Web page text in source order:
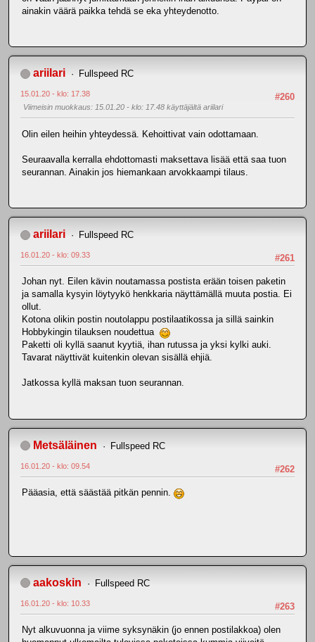
ainakin väärä paikka tehdä se eka yhteydenotto.
ariilari Fullspeed RC
#260
15.01.20 - klo: 17.38
Viimeisin muokkaus: 15.01.20 - klo: 17.48 käyttäjältä ariilari
Olin eilen heihin yhteydessä. Kehoittivat vain odottamaan.
Seuraavalla kerralla ehdottomasti maksettava lisää että saa tuon
seurannan. Ainakin jos hiemankaan arvokkaampi tilaus.
ariilari Fullspeed RC
#261
16.01.20 - klo: 09.33
Johan nyt. Eilen kävin noutamassa postista erään toisen paketin
ja samalla kysyin löytyykö henkkaria näyttämällä muuta postia. Ei
ollut.
Kotona olikin postin noutolappu postilaatikossa ja sillä sainkin
Hobbykingin tilauksen noudettua
Paketti oli kyllä saanut kyytiä, ihan rutussa ja yksi kylki auki.
Tavarat näyttivät kuitenkin olevan sisällä ehjiä.
Jatkossa kyllä maksan tuon seurannan.
Metsäläinen Fullspeed RC
#262
16.01.20 - klo: 09.54
Pääasia, että säästää pitkän pennin.
aakoskin Fullspeed RC
#263
16.01.20 - klo: 10.33
Nyt alkuvuonna ja viime syksynäkin (jo ennen postilakkoa) olen